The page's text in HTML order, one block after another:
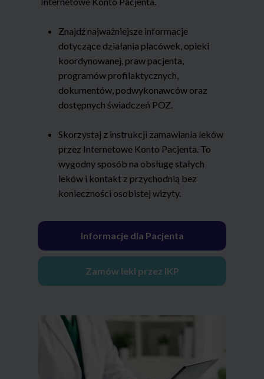
Zamów leki przez IKP
Informacje dla Pacjenta
Znajdź najważniejsze informacje
dotyczące działania placówek, opieki
koordynowanej, praw pacjenta,
programów profilaktycznych,
dokumentów, podwykonawców oraz
dostępnych świadczeń POZ.
Skorzystaj z instrukcji zamawiania leków
przez Internetowe Konto Pacjenta. To
wygodny sposób na obsługę stałych
leków i kontakt z przychodnią bez
konieczności osobistej wizyty.